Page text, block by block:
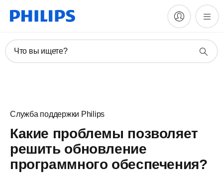
Что вы ищете?
Служба поддержки Philips
Какие проблемы позволяет
решить обновление
программного обеспечения?